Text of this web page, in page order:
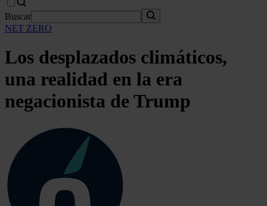
Buscar
NET ZERO
Los desplazados climáticos,
una realidad en la era
negacionista de Trump